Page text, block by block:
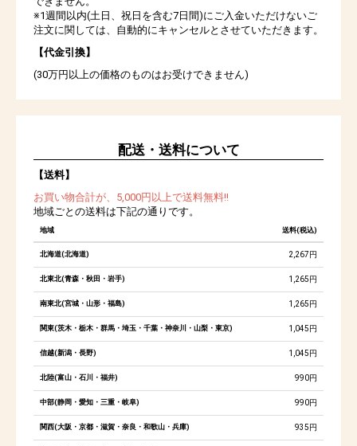
※1週間以内(土日、祝日を含む7日間)にご入金いただけないご
注文に関しては、自動的にキャンセルとさせていただきます。
【代金引換】
(30万円以上の価格のものはお受けできません)
配送・送料について
【送料】
お買い物合計が、5,000円以上で送料無料!!
地域ごとの送料は下記の通りです。
地域 送料(税込)
北海道(北海道) 2,267円
北東北(青森・秋田・岩手) 1,265円
南東北(宮城・山形・福島) 1,265円
関東(茨木・栃木・群馬・埼玉・千葉・神奈川・山梨・東京) 1,045円
信越(新潟・長野) 1,045円
北陸(富山・石川・福井) 990円
中部(静岡・愛知・三重・岐阜) 990円
関西(大阪・京都・滋賀・奈良・和歌山・兵庫) 935円